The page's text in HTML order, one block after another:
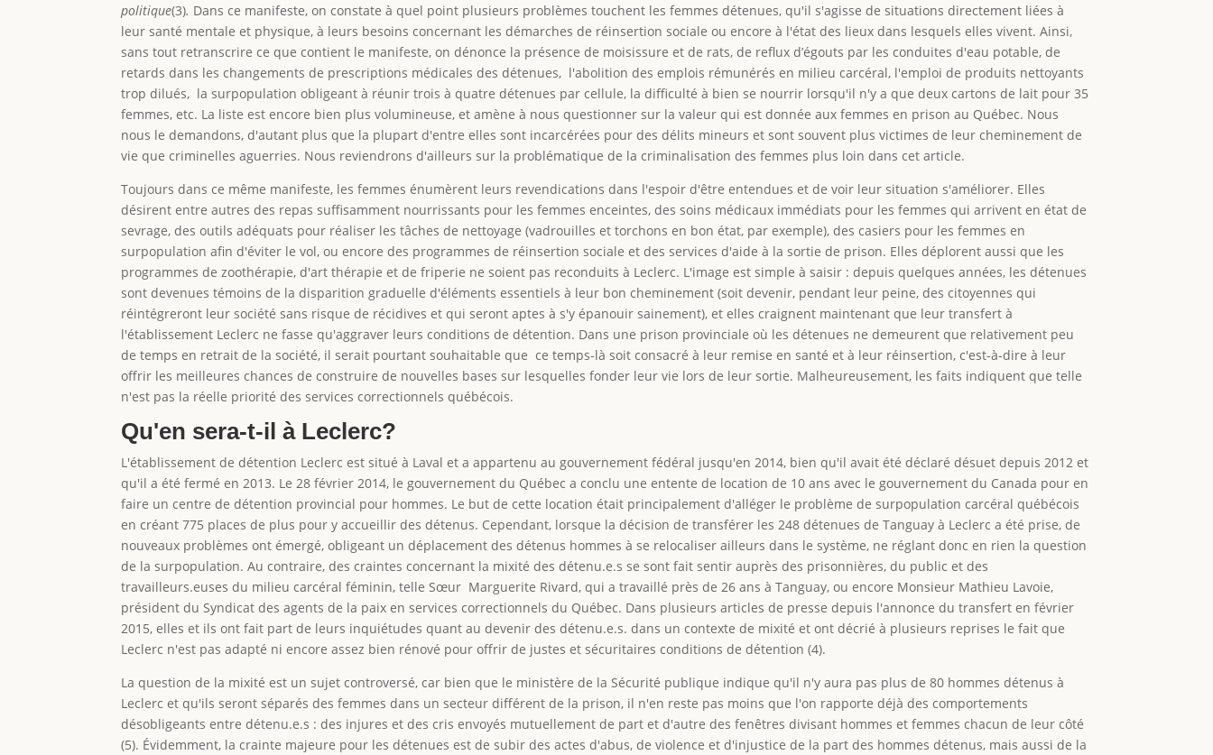
politique(3). Dans ce manifeste, on constate à quel point plusieurs problèmes touchent les femmes détenues, qu'il s'agisse de situations directement liées à
leur santé mentale et physique, à leurs besoins concernant les démarches de réinsertion sociale ou encore à l'état des lieux dans lesquels elles vivent. Ainsi,
sans tout retranscrire ce que contient le manifeste, on dénonce la présence de moisissure et de rats, de reflux d’égouts par les conduites d'eau potable, de
retards dans les changements de prescriptions médicales des détenues, l'abolition des emplois rémunérés en milieu carcéral, l'emploi de produits nettoyants
trop dilués, la surpopulation obligeant à réunir trois à quatre détenues par cellule, la difficulté à bien se nourrir lorsqu'il n'y a que deux cartons de lait pour 35
femmes, etc. La liste est encore bien plus volumineuse, et amène à nous questionner sur la valeur qui est donnée aux femmes en prison au Québec. Nous
nous le demandons, d'autant plus que la plupart d'entre elles sont incarcérées pour des délits mineurs et sont souvent plus victimes de leur cheminement de
vie que criminelles aguerries. Nous reviendrons d'ailleurs sur la problématique de la criminalisation des femmes plus loin dans cet article.
Toujours dans ce même manifeste, les femmes énumèrent leurs revendications dans l'espoir d'être entendues et de voir leur situation s'améliorer. Elles
désirent entre autres des repas suffisamment nourrissants pour les femmes enceintes, des soins médicaux immédiats pour les femmes qui arrivent en état de
sevrage, des outils adéquats pour réaliser les tâches de nettoyage (vadrouilles et torchons en bon état, par exemple), des casiers pour les femmes en
surpopulation afin d'éviter le vol, ou encore des programmes de réinsertion sociale et des services d'aide à la sortie de prison. Elles déplorent aussi que les
programmes de zoothérapie, d'art thérapie et de friperie ne soient pas reconduits à Leclerc. L'image est simple à saisir : depuis quelques années, les détenues
sont devenues témoins de la disparition graduelle d'éléments essentiels à leur bon cheminement (soit devenir, pendant leur peine, des citoyennes qui
réintégreront leur société sans risque de récidives et qui seront aptes à s'y épanouir sainement), et elles craignent maintenant que leur transfert à
l'établissement Leclerc ne fasse qu'aggraver leurs conditions de détention. Dans une prison provinciale où les détenues ne demeurent que relativement peu
de temps en retrait de la société, il serait pourtant souhaitable que ce temps-là soit consacré à leur remise en santé et à leur réinsertion, c'est-à-dire à leur
offrir les meilleures chances de construire de nouvelles bases sur lesquelles fonder leur vie lors de leur sortie. Malheureusement, les faits indiquent que telle
n'est pas la réelle priorité des services correctionnels québécois.
Qu'en sera-t-il à Leclerc?
L'établissement de détention Leclerc est situé à Laval et a appartenu au gouvernement fédéral jusqu'en 2014, bien qu'il avait été déclaré désuet depuis 2012 et
qu'il a été fermé en 2013. Le 28 février 2014, le gouvernement du Québec a conclu une entente de location de 10 ans avec le gouvernement du Canada pour en
faire un centre de détention provincial pour hommes. Le but de cette location était principalement d'alléger le problème de surpopulation carcéral québécois
en créant 775 places de plus pour y accueillir des détenus. Cependant, lorsque la décision de transférer les 248 détenues de Tanguay à Leclerc a été prise, de
nouveaux problèmes ont émergé, obligeant un déplacement des détenus hommes à se relocaliser ailleurs dans le système, ne réglant donc en rien la question
de la surpopulation. Au contraire, des craintes concernant la mixité des détenu.e.s se sont fait sentir auprès des prisonnières, du public et des
travailleurs.euses du milieu carcéral féminin, telle Sœur Marguerite Rivard, qui a travaillé près de 26 ans à Tanguay, ou encore Monsieur Mathieu Lavoie,
président du Syndicat des agents de la paix en services correctionnels du Québec. Dans plusieurs articles de presse depuis l'annonce du transfert en février
2015, elles et ils ont fait part de leurs inquiétudes quant au devenir des détenu.e.s. dans un contexte de mixité et ont décrié à plusieurs reprises le fait que
Leclerc n'est pas adapté ni encore assez bien rénové pour offrir de justes et sécuritaires conditions de détention (4).
La question de la mixité est un sujet controversé, car bien que le ministère de la Sécurité publique indique qu'il n'y aura pas plus de 80 hommes détenus à
Leclerc et qu'ils seront séparés des femmes dans un secteur différent de la prison, il n'en reste pas moins que l'on rapporte déjà des comportements
désobligeants entre détenu.e.s : des injures et des cris envoyés mutuellement de part et d'autre des fenêtres divisant hommes et femmes chacun de leur côté
(5). Évidemment, la crainte majeure pour les détenues est de subir des actes d'abus, de violence et d'injustice de la part des hommes détenus, mais aussi de la